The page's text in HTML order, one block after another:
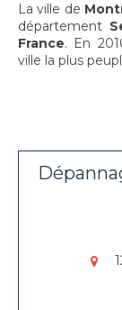
La ville de
département
France. En
ville la plus